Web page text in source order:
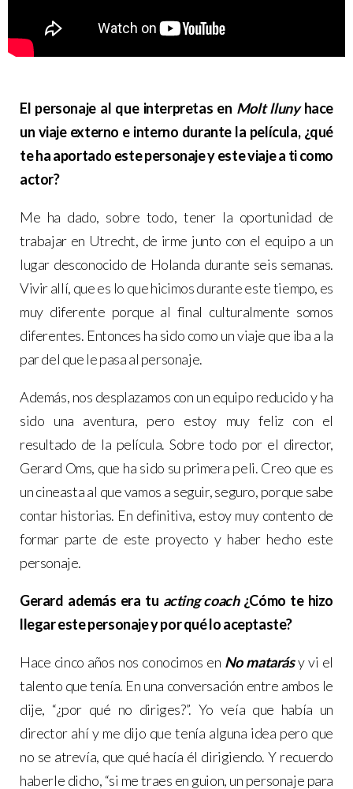
El personaje al que interpretas en Molt llunyhace
un viaje externo e interno durante la película, ¿qué
te ha aportado este personaje y este viaje a ti como
actor?
Me ha dado, sobre todo, tener la oportunidad de
trabajar en Utrecht, de irme junto con el equipo a un
lugar desconocido de Holanda durante seis semanas.
Vivir allí, que es lo que hicimos durante este tiempo, es
muy diferente porque al final culturalmente somos
diferentes. Entonces ha sido como un viaje que iba a la
par del que le pasa al personaje.
Además, nos desplazamos con un equipo reducido y ha
sido una aventura, pero estoy muy feliz con el
resultado de la película. Sobre todo por el director,
Gerard Oms, que ha sido su primera peli. Creo que es
un cineasta al que vamos a seguir, seguro, porque sabe
contar historias. En definitiva, estoy muy contento de
formar parte de este proyecto y haber hecho este
personaje.
Gerard además era tu acting coach¿Cómo te hizo
llegar este personaje y por qué lo aceptaste?
Hace cinco años nos conocimos en No matarásy vi el
talento que tenía. En una conversación entre ambos le
dije, “¿por qué no diriges?”. Yo veía que había un
director ahí y me dijo que tenía alguna idea pero que
no se atrevía, que qué hacía él dirigiendo. Y recuerdo
haberle dicho, “si me traes en guion, un personaje para